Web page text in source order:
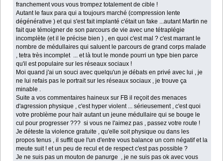
franchement vous vous trompez totalement de cible !
Autant le faux para qui a toujours marché (compression lente
dégénérative ) et qui s'est fait implanté c'était un fake ...autant Martin ne
fait que témoigner de son parcours de vie avec une tétraplégie
incomplète (et il le précise bien ) , en quoi c'est mal ? c'est marrant le
nombre de médullaires qui saluent le parcours de grand corps malade
, tetra très incomplet ... et là tout le monde pourri un type bien parce
qu'il est populaire sur les réseaux sociaux !
Moi quand j'ai un souci avec quelqu'un je débats en privé avec lui , je
ne lui refais pas le portrait sur les réseaux sociaux , je trouve ça
minable .
Suite a vos commentaires haineux sur FB il reçoit des menaces
d'agression physique , c'est hyper violent ... sérieusement , c'est quoi
votre problème pour haïr autant un jeune médullaire qui se bouge le
cul pour progresser ??? si vous ne l'aimez pas , passez votre route !
Je déteste la violence gratuite , qu'elle soit physique ou dans les
propos tenus , il suffit que l'un d'entre vous balance un com négatif et la
meute suit ! et un peu de recul et de respect c'est pas possible ?
Je ne suis pas un mouton de panurge , je ne suis pas ok avec vous